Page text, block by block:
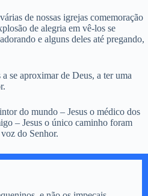
de nossas igrejas comemoração
de alegria em vê-los se
e alguns deles até pregando,
se aproximar de Deus, a ter uma
do mundo – Jesus o médico dos
– Jesus o único caminho foram
do Senhor.